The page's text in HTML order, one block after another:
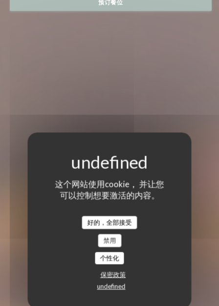
这个网站使用cookie， 并让您
可以控制想要激活的内容。
好的，全部接受
禁用
个性化
保密政策
undefined
预订餐位